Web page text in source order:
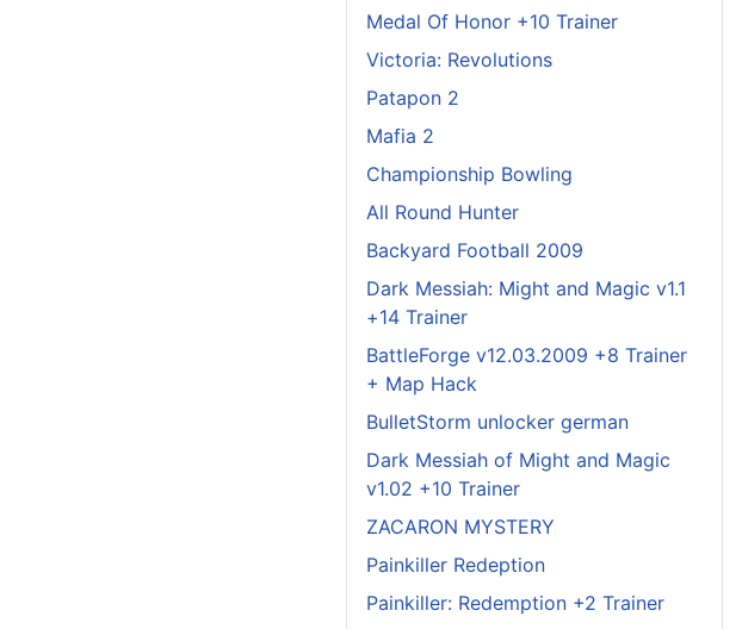
Medal Of Honor +10 Trainer
Victoria: Revolutions
Patapon 2
Mafia 2
Championship Bowling
All Round Hunter
Backyard Football 2009
Dark Messiah: Might and Magic v1.1
+14 Trainer
BattleForge v12.03.2009 +8 Trainer
+ Map Hack
BulletStorm unlocker german
Dark Messiah of Might and Magic
v1.02 +10 Trainer
ZACARON MYSTERY
Painkiller Redeption
Painkiller: Redemption +2 Trainer